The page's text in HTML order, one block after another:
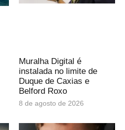
Muralha Digital é
instalada no limite de
Duque de Caxias e
Belford Roxo
8 de agosto de 2026